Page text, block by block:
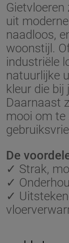
uit
naadloos,
woonstijl.
industriële
natuurlijke
kleur die
Daarnaast
mooi om te
De
✓ Strak,
✓
✓